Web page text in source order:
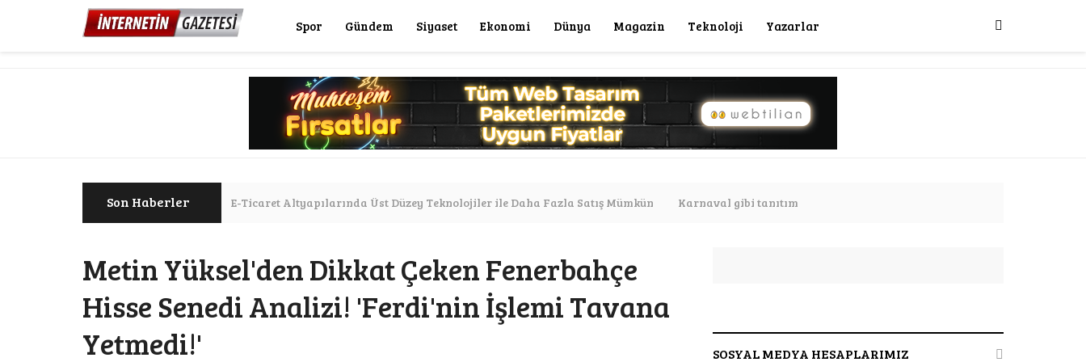
Spor Gündem Siyaset Ekonomi Dünya Magazin Teknoloji Yazarlar
Son Haberler E-Ticaret Altyapılarında Üst Düzey Teknolojiler ile Daha Fazla Satış Mümkün Karnaval gibi tanıtım
Metin Yüksel'den Dikkat Çeken Fenerbahçe
Hisse Senedi Analizi! 'Ferdi'nin İşlemi Tavana
Yetmedi!'
SOSYAL MEDYA HESAPLARIMIZ